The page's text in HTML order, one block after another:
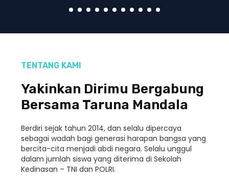
TENTANG KAMI
Yakinkan Dirimu Bergabung
Bersama Taruna Mandala
Berdiri sejak tahun 2014, dan selalu dipercaya
sebagai wadah bagi generasi harapan bangsa yang
bercita-cita menjadi abdi negara. Selalu unggul
dalam jumlah siswa yang diterima di Sekolah
Kedinasan – TNI dan POLRI.